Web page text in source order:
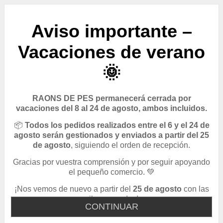
CONTINUAR
Aviso importante –
Vacaciones de verano
🌞
RAONS DE PES permanecerá cerrada por
vacaciones del 8 al 24 de agosto, ambos incluidos.
📦 Todos los pedidos realizados entre el 6 y el 24 de
agosto serán gestionados y enviados a partir del 25
de agosto, siguiendo el orden de recepción.
Gracias por vuestra comprensión y por seguir apoyando
el pequeño comercio. 💚
¡Nos vemos de nuevo a partir del 25 de agosto con las
pilas cargadas!